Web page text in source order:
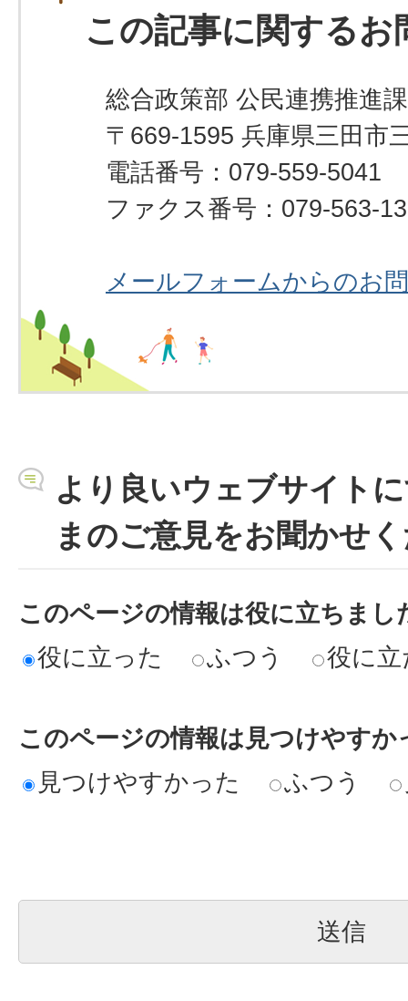
この記事に関するお
総合政策部 公民連携推進課
〒669-1595 兵庫県三田市
電話番号：079-559-5041
ファクス番号：079-563-
メールフォームからのお
より良いウェブサイト
まのご意見をお聞かせ
このページの情報は役に立ちまし
役に立った
ふつう 役に
このページの情報は見つけやすか
見つけやすかった
ふつう